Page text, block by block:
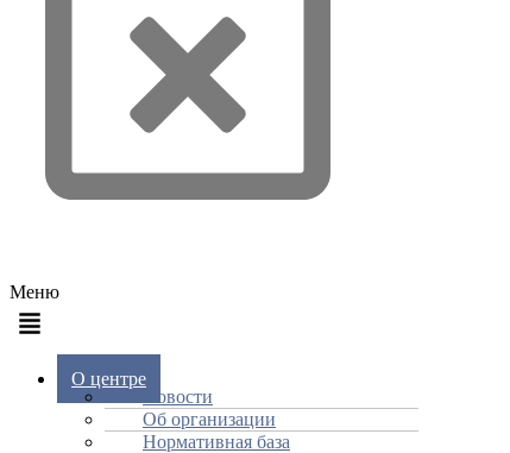
Меню
О центре
Новости
Об организации
Нормативная база